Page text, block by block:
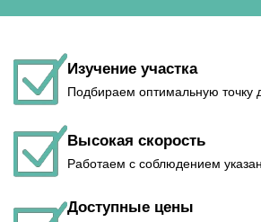
Изучение участка
Подбираем оптимальную точку
Высокая скорость
Работаем с соблюдением
Доступные цены